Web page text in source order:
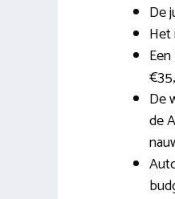
De
Het
De
de